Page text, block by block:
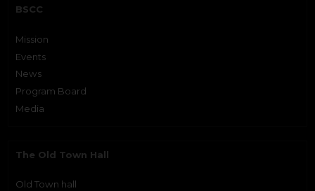
BSCC
Mission
Events
News
Program Board
Media
The Old Town Hall
Old Town hall